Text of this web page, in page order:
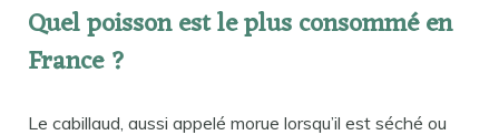
Quel poisson est le plus consommé en
France ?
Le cabillaud, aussi appelé morue lorsqu’il est séché ou